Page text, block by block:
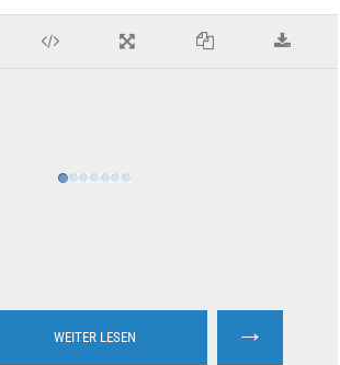
WEITER LESEN →